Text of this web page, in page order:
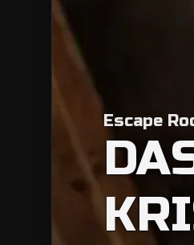
Escape